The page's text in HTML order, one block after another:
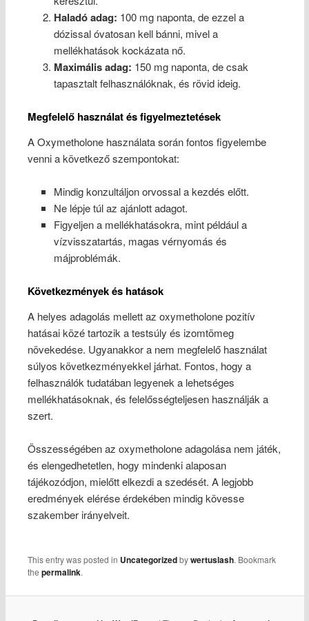
Haladó adag: 100 mg naponta, de ezzel a
dózissal óvatosan kell bánni, mivel a
mellékhatások kockázata nő.
Maximális adag: 150 mg naponta, de csak
tapasztalt felhasználóknak, és rövid ideig.
Megfelelő használat és figyelmeztetések
A Oxymetholone használata során fontos figyelembe
venni a következő szempontokat:
Mindig konzultáljon orvossal a kezdés előtt.
Ne lépje túl az ajánlott adagot.
Figyeljen a mellékhatásokra, mint például a
vízvisszatartás, magas vérnyomás és
májproblémák.
Következmények és hatások
A helyes adagolás mellett az oxymetholone pozitív
hatásai közé tartozik a testsúly és izomtömeg
növekedése. Ugyanakkor a nem megfelelő használat
súlyos következményekkel járhat. Fontos, hogy a
felhasználók tudatában legyenek a lehetséges
mellékhatásoknak, és felelősségteljesen használják a
szert.
Összességében az oxymetholone adagolása nem játék,
és elengedhetetlen, hogy mindenki alaposan
tájékozódjon, mielőtt elkezdi a szedését. A legjobb
eredmények elérése érdekében mindig kövesse
szakember irányelveit.
This entry was posted in Uncategorizedbywertuslash. Bookmark
thepermalink.